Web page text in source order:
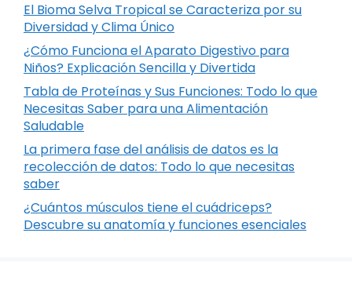
El Bioma Selva Tropical se Caracteriza por su
Diversidad y Clima Único
¿Cómo Funciona el Aparato Digestivo para
Niños? Explicación Sencilla y Divertida
Tabla de Proteínas y Sus Funciones: Todo lo que
Necesitas Saber para una Alimentación
Saludable
La primera fase del análisis de datos es la
recolección de datos: Todo lo que necesitas
saber
¿Cuántos músculos tiene el cuádriceps?
Descubre su anatomía y funciones esenciales